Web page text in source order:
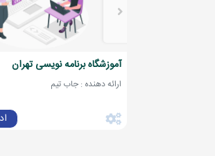
آموزشگاه برنامه نویسی تهران
ارائه دهنده : جاب تیم